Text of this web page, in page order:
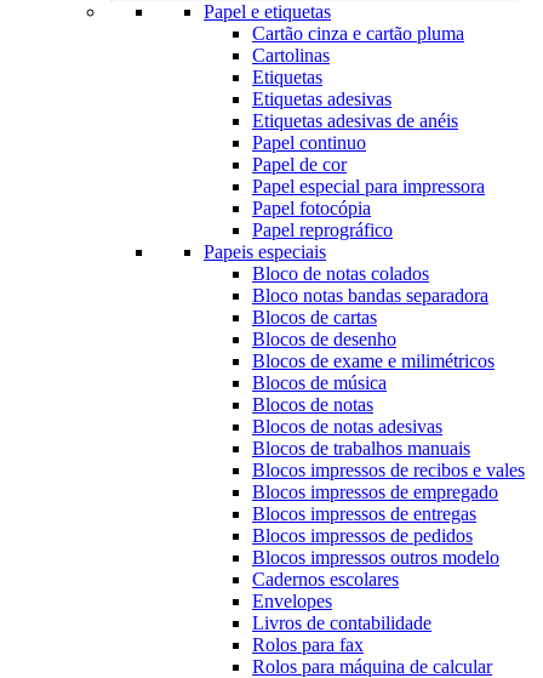
Papel e etiquetas
Cartão cinza e cartão pluma
Cartolinas
Etiquetas
Etiquetas adesivas
Etiquetas adesivas de anéis
Papel continuo
Papel de cor
Papel especial para impressora
Papel fotocópia
Papel reprográfico
Papeis especiais
Bloco de notas colados
Bloco notas bandas separadora
Blocos de cartas
Blocos de desenho
Blocos de exame e milimétricos
Blocos de música
Blocos de notas
Blocos de notas adesivas
Blocos de trabalhos manuais
Blocos impressos de recibos e vales
Blocos impressos de empregado
Blocos impressos de entregas
Blocos impressos de pedidos
Blocos impressos outros modelo
Cadernos escolares
Envelopes
Livros de contabilidade
Rolos para fax
Rolos para máquina de calcular